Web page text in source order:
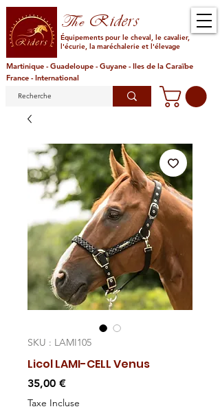
TheRiders
Équipements pour le cheval, le cavalier,
l'écurie, la maréchalerie et l'élevage
Martinique - Guadeloupe - Guyane - Iles de la Caraïbe
France - International
SKU : LAMI105
Licol LAMI-CELL Venus
35,00 €Prix
Taxe Incluse